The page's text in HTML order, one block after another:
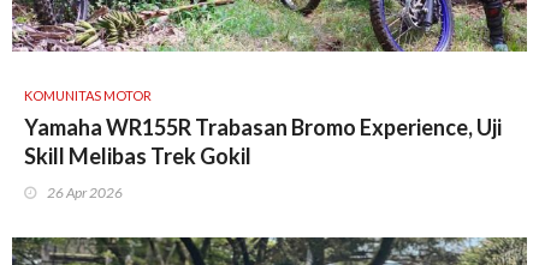
KOMUNITAS MOTOR
Yamaha WR155R Trabasan Bromo Experience, Uji
Skill Melibas Trek Gokil
26 Apr 2026